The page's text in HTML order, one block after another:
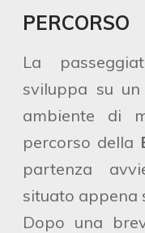
PERCORSO
La
sviluppa su
ambiente di
percorso della
partenza
situato appena
Dopo una